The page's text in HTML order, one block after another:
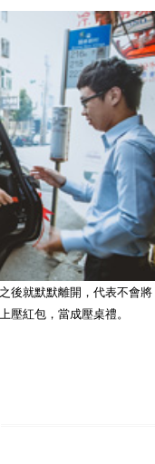
後就默默離開，代表不會將
壓紅包，當成壓桌禮。